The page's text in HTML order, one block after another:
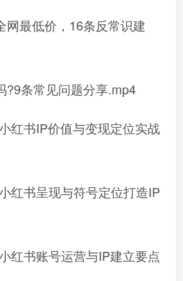
网最低价，16条反常识建
?9条常见问题分享.mp4
红书IP价值与变现定位实战
红书呈现与符号定位打造IP
红书账号运营与IP建立要点